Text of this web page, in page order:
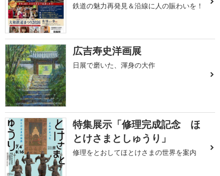
鉄道の魅力再発見＆沿線に人の賑わいを！
広吉寿史洋画展
日展で磨いた、渾身の大作
特集展示「修理完成記念 ほ
とけさまとしゅうり」
修理をとおしてほとけさまの世界を案内